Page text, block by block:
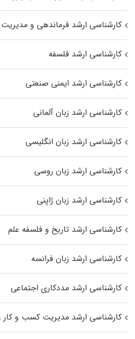
کارشناسی ارشد فرماندهی و مدیریت
کارشناسی ارشد فلسفه
کارشناسی ارشد ایمنی صنعتی
کارشناسی ارشد زبان آلمانی
کارشناسی ارشد زبان انگلیسی
کارشناسی ارشد زبان روسی
کارشناسی ارشد زبان ژاپنی
کارشناسی ارشد تاریخ و فلسفه علم
کارشناسی ارشد زبان فرانسه
کارشناسی ارشد مددکاری اجتماعی
کارشناسی ارشد مدیریت کسب و کار